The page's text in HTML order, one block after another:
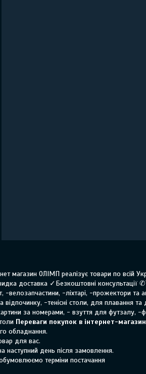
магазин ОЛІМП реалізує товари по всій
доставка ✓Безкоштовні
велозапчастини, -ліхтарі, -прожектори та
-тенісні столи, для плавання
за номерами, - взуття для футзалу, -
Переваги покупок в інтернет-
обладнання.
для вас.
день після замовлення.
обумовлюємо терміни постачання